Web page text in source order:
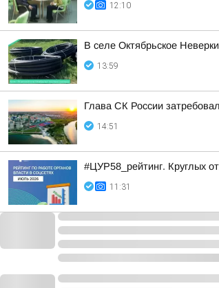
12:10
В селе Октябрьское
13:59
Глава СК России
14:51
#ЦУР58_рейтинг. Круглых
11:31